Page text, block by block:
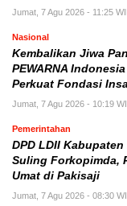
Jumat, 7 Agu 2026 - 11:25
Nasional
Kembalikan Jiwa
PEWARNA
Perkuat Fondasi
Jumat, 7 Agu 2026 - 10:19
Pemerintahan
DPD LDII
Suling Forkopimda,
Umat di Pakisaji
Jumat, 7 Agu 2026 - 08:30